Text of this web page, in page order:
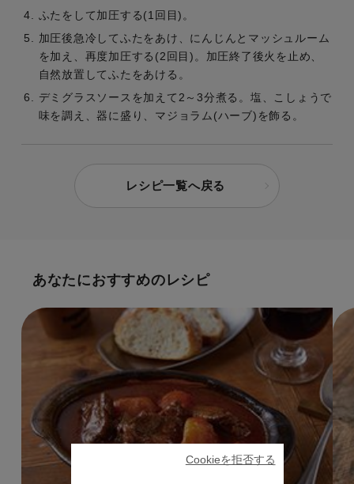
ふたをして加圧する(1回目)。
加圧後急冷してふたをあけ、にんじんとマッシュルーム
を加え、再度加圧する(2回目)。加圧終了後火を止め、
自然放置してふたをあける。
デミグラスソースを加えて2～3分煮る。塩、こしょうで
味を調え、器に盛り、マジョラム(ハーブ)を飾る。
レシピ一覧へ戻る
あなたにおすすめのレシピ
Cookieを拒否する